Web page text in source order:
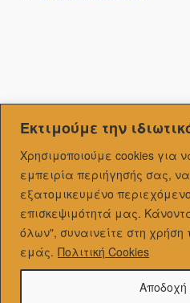
Εκτιμούμε την
Χρησιμοποιούμε cookies για
εμπειρία περιήγησής σας,
εξατομικευμένo
επισκεψιμότητά μας.
όλων", συναινείτε στη χρήση
εμάς. Πολιτική Cookies